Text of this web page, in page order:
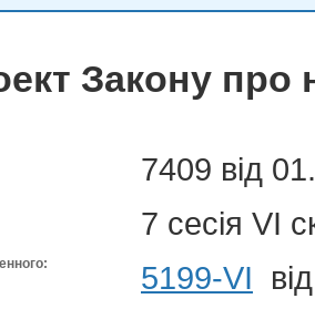
Закону про
7409 від
7 сесія VI
5199-VI